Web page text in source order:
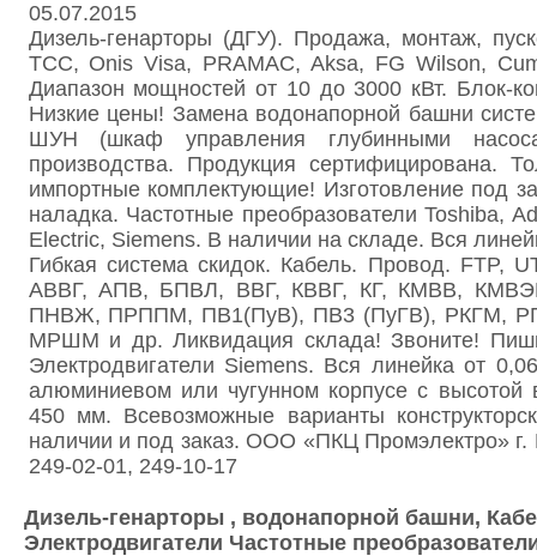
05.07.2015
Дизель-генарторы (ДГУ). Продажа, монтаж,
ТСС, Onis Visa, PRAMAC, Aksa, FG Wilson,
Диапазон мощностей от 10 до 3000 кВт. Блок-
Низкие цены! Замена водонапорной башни
ШУН (шкаф управления глубинными
производства. Продукция сертифицирована.
импортные комплектующие! Изготовление под
наладка. Частотные преобразователи Toshiba,
Electric, Siemens. В наличии на складе. Вся
Гибкая система скидок. Кабель. Провод. FTP,
АВВГ, АПВ, БПВЛ, ВВГ, КВВГ, КГ, КМВВ,
ПНВЖ, ПРППМ, ПВ1(ПуВ), ПВ3 (ПуГВ), РКГМ,
МРШМ и др. Ликвидация склада! Звоните!
Электродвигатели Siemens. Вся линейка от
алюминиевом или чугунном корпусе с
450 мм. Всевозможные варианты
наличии и под заказ. ООО «ПКЦ Промэлектро»
249-02-01, 249-10-17
Дизель-генарторы , водонапорной башни,
Электродвигатели Частотные